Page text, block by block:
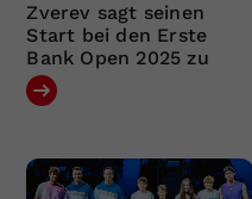
Zverev sagt seinen
Start bei den Erste
Bank Open 2025 zu